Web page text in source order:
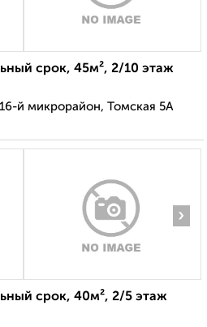
срок, 45м², 2/10 этаж
й микрорайон, Томская 5А
›
срок, 40м², 2/5 этаж